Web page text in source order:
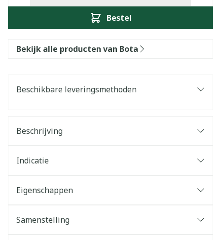
Bestel
Bekijk alle producten van Bota
Beschikbare leveringsmethoden
Beschrijving
Indicatie
Eigenschappen
Samenstelling